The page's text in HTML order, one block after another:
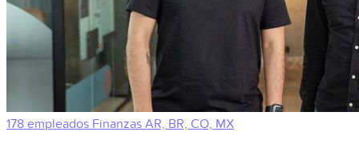
178 empleados Finanzas AR, BR, CO, MX